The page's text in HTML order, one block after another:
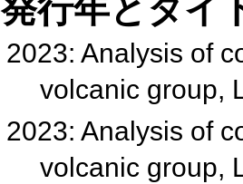
発行年とタイ
2023: Analysis of
volcanic group,
2023: Analysis of
volcanic group,